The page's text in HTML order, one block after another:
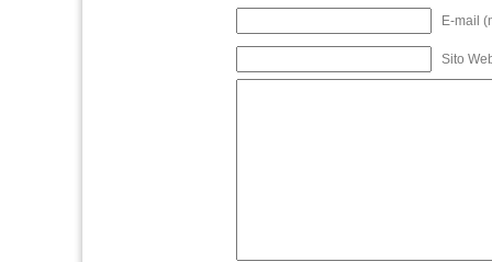
E-mail
Sito